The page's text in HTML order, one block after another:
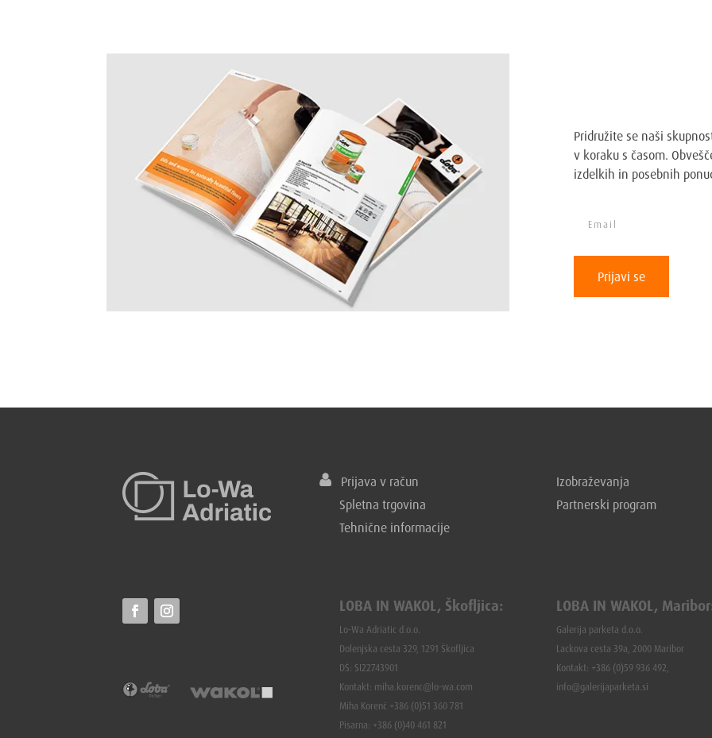
Pridružite se naši
v koraku s časom.
izdelkih in posebnih
Prijavi se
Prijava v račun
Spletna trgovina
Tehnične informacije
Izobraževanja
Partnerski program
LOBA IN WAKOL, Škofljica:
Lo-Wa Adriatic d.o.o.
Dolenjska cesta 329, 1291 Škofljica
DŠ: SI22743901
Kontakt: miha.korenc@lo-wa.com
Miha Korenč +386 (0)51 360 781
Pisarna: +386 (0)40 461 821
LOBA IN WAKOL,
Galerija parketa d.o.o.
Lackova cesta 39a, 2000 Maribor
Kontakt: +386 (0)59 936 492,
info@galerijaparketa.si